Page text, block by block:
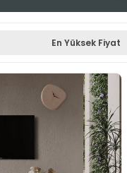
En Yüksek Fiyat